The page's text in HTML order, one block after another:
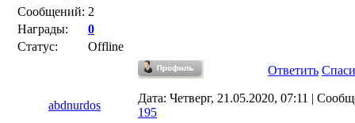
Сообщений: 2
Награды:
0
Статус:
Offline
Ответить
abdnurdos
Дата: Четверг, 21.05.2020, 07:11 |
195